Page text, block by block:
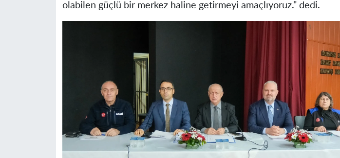
olabilen güçlü bir merkez haline getirmeyi amaçlıyoruz." dedi.